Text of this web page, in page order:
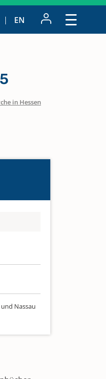
EN
in Hessen
Nassau